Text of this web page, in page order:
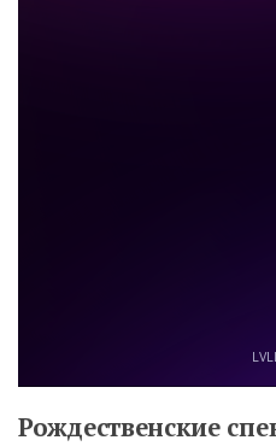
Рождественские